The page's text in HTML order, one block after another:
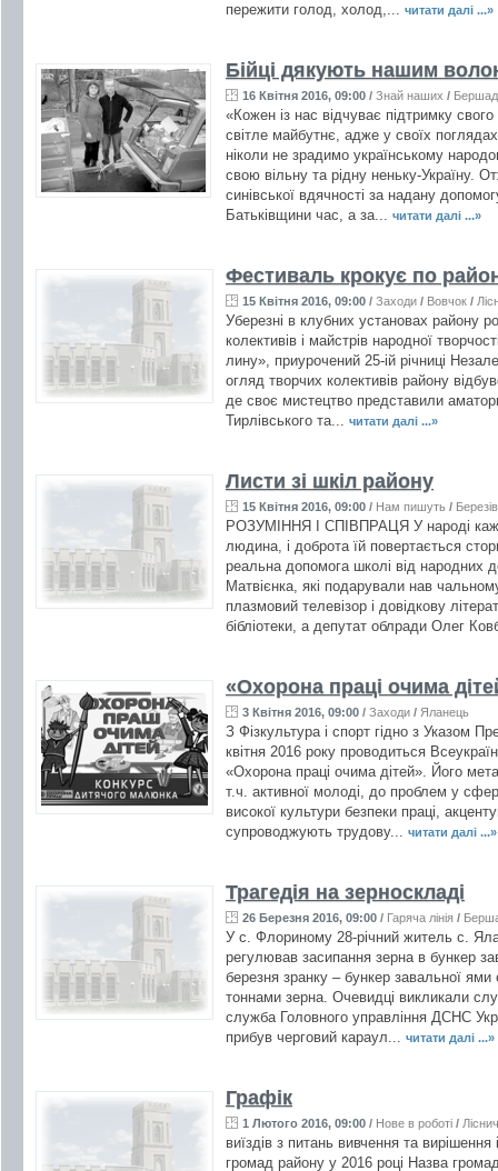
пережити голод, холод,... читати далі ...»
Бійці дякують нашим
16 Квітня 2016, 09:00 / Знай наших /
«Кожен із нас відчуває підтримку
світле майбутнє, адже у своїх
ніколи не зрадимо українському
свою вільну та рідну неньку-Україну.
синівської вдячності за надану
Батьківщини час, а за... читати далі ...»
Фестиваль крокує по
15 Квітня 2016, 09:00 / Заходи / Вовчок /
Уберезні в клубних установах району
колективів і майстрів народної
лину», приурочений 25-ій річниці
огляд творчих колективів району
де своє мистецтво представили
Тирлівського та... читати далі ...»
Листи зі шкіл району
15 Квітня 2016, 09:00 / Нам пишуть /
РОЗУМІННЯ І СПІВПРАЦЯ У народі
людина, і доброта їй повертається
реальна допомога школі від народних
Матвієнка, які подарували нав
плазмовий телевізор і довідкову
бібліотеки, а депутат облради Олег
«Охорона праці очима
3 Квітня 2016, 09:00 / Заходи / Яланець
З Фізкультура і спорт гідно з Указом
квітня 2016 року проводиться
«Охорона праці очима дітей». Його
т.ч. активної молоді, до проблем у
високої культури безпеки праці,
супроводжують трудову... читати далі ...»
Трагедія на зерноскладі
26 Березня 2016, 09:00 / Гаряча лінія /
У с. Флориному 28-річний житель с.
регулював засипання зерна в бункер
березня зранку – бункер завальної ями
тоннами зерна. Очевидці викликали
служба Головного управління ДСНС
прибув черговий караул... читати далі ...»
Графік
1 Лютого 2016, 09:00 / Нове в роботі /
виїздів з питань вивчення та
громад району у 2016 році Назва